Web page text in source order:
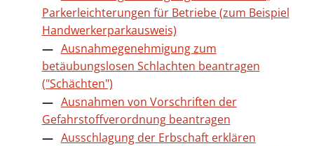
Parkerleichterungen für Betriebe (zum Beispiel
Handwerkerparkausweis)
Ausnahmegenehmigung zum
betäubungslosen Schlachten beantragen
("Schächten")
Ausnahmen von Vorschriften der
Gefahrstoffverordnung beantragen
Ausschlagung der Erbschaft erklären